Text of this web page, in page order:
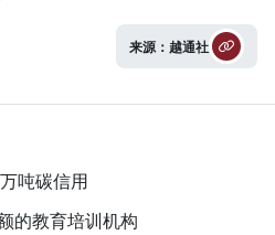
来源：越通社
吨碳信用
的教育培训机构